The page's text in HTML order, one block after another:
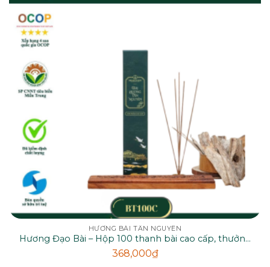
HƯƠNG BÀI TÂN NGUYÊN
Hương Đạo Bài – Hộp 100 thanh bài cao cấp, thưởng
thức mùi thơm từ rễ hương bài thiên nhiên
368,000₫